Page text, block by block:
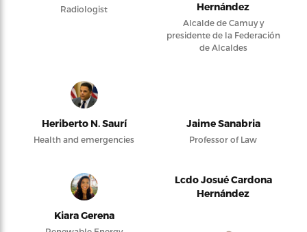
Radiologist
Hernández
Alcalde de Camuy y
presidente de la Federación
de Alcaldes
Heriberto N. Saurí
Health and emergencies
Jaime Sanabria
Professor of Law
Kiara Gerena
Lcdo Josué Cardona
Hernández